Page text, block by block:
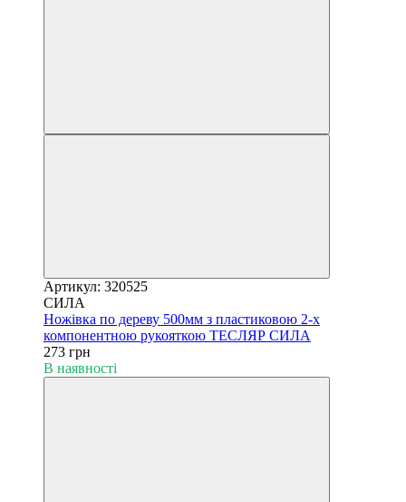
Артикул: 320525
СИЛА
Ножівка по дереву 500мм з пластиковою 2-х
компонентною рукояткою ТЕСЛЯР СИЛА
273 грн
В наявності